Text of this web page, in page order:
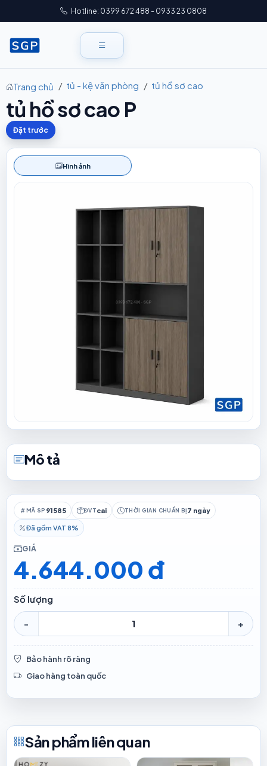
Hotline: 0399 672 488 - 0933 23 0808
Trang chủ tủ - kệ văn phòng tủ hồ sơ cao
tủ hồ sơ cao P
Đặt trước
Hình ảnh
Mô tả
MÃ SP 91585 ĐVTcai THỜI GIAN CHUẨN BỊ7 ngày
Đã gồm VAT 8%
GIÁ
4.644.000 đ
Số lượng
- +
Bảo hành rõ ràng
Giao hàng toàn quốc
Sản phẩm liên quan